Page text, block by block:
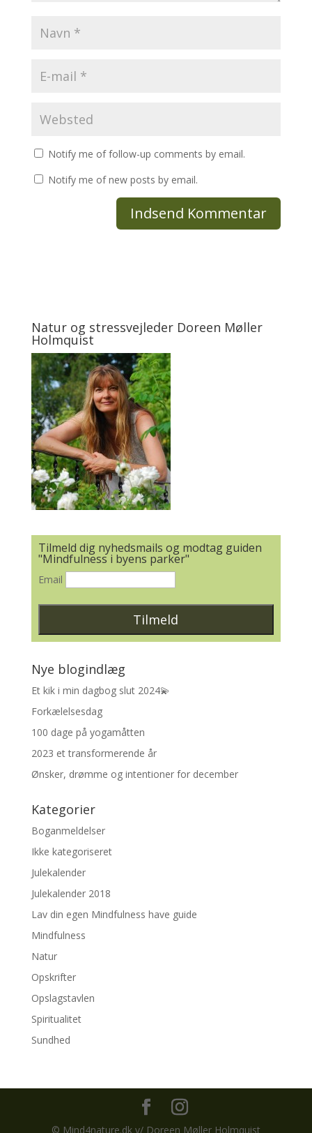
Notify me of follow-up comments by email.
Notify me of new posts by email.
Natur og stressvejleder Doreen Møller
Holmquist
Tilmeld dig nyhedsmails og modtag guiden
"Mindfulness i byens parker"
Email
Nye blogindlæg
Et kik i min dagbog slut 2024💫
Forkælelsesdag
100 dage på yogamåtten
2023 et transformerende år
Ønsker, drømme og intentioner for december
Kategorier
Boganmeldelser
Ikke kategoriseret
Julekalender
Julekalender 2018
Lav din egen Mindfulness have guide
Mindfulness
Natur
Opskrifter
Opslagstavlen
Spiritualitet
Sundhed
© Mind4nature.dk v/ Doreen Møller Holmquist